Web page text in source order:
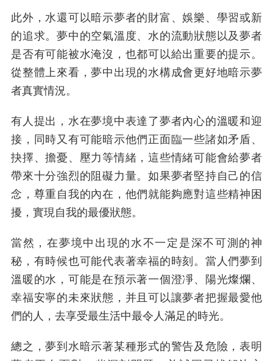
此外，水還可以暗示夢者的財富、娛樂、學習或新
的追求。夢中的空氣溫度、水的流動狀態以及夢者
是否有可能被水淹沒，也都可以給出重要的提示。
從整體上來看，夢中出現的水構成會更好地暗示夢
者真實情況。
有人提出，水在夢境中表達了夢者內心的溫暖和迎
接，同時又有可能暗示他們正面臨一些諸如矛盾、
抉擇、擔憂、壓力等情緒，這些情緒可能會給夢者
帶來十分強烈的阻礙力量。如果夢者堅持自己的信
念，尊重自我的內在，他們就能夠應對這些精神困
擾，實現自我的最優狀態。
當然，在夢境中出現的水不一定是深不可測的神
秘，有時候也可能代表著幸福的時刻。當人們夢到
溫暖的水，可能是在預示著一個澄凈、陽光燦爛、
幸福安寧的未來狀態，并且可以讓夢者把握最愛他
們的人，去享受最生活中最令人滿足的時光。
總之，夢到水暗示著某種形式的警告及危險，表明